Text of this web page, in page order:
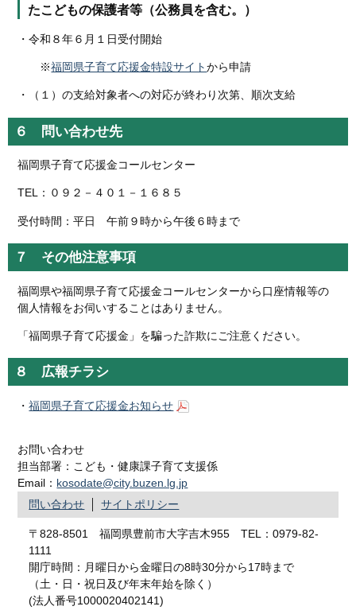
たこどもの保護者等（公務員を含む。）
・令和８年６月１日受付開始
※福岡県子育て応援金特設サイトから申請
・（１）の支給対象者への対応が終わり次第、順次支給
６ 問い合わせ先
福岡県子育て応援金コールセンター
TEL：０９２－４０１－１６８５
受付時間：平日 午前９時から午後６時まで
７ その他注意事項
福岡県や福岡県子育て応援金コールセンターから口座情報等の
個人情報をお伺いすることはありません。
「福岡県子育て応援金」を騙った詐欺にご注意ください。
８ 広報チラシ
・福岡県子育て応援金お知らせ
お問い合わせ
担当部署：こども・健康課子育て支援係
Email： kosodate@city.buzen.lg.jp
問い合わせ
サイトポリシー
〒828-8501 福岡県豊前市大字吉木955 TEL：0979-82-
1111
開庁時間：月曜日から金曜日の8時30分から17時まで
（土・日・祝日及び年末年始を除く）
(法人番号1000020402141)